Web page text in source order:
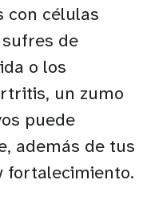
con células
de
o los
un zumo
puede
además de tus
fortalecimiento.